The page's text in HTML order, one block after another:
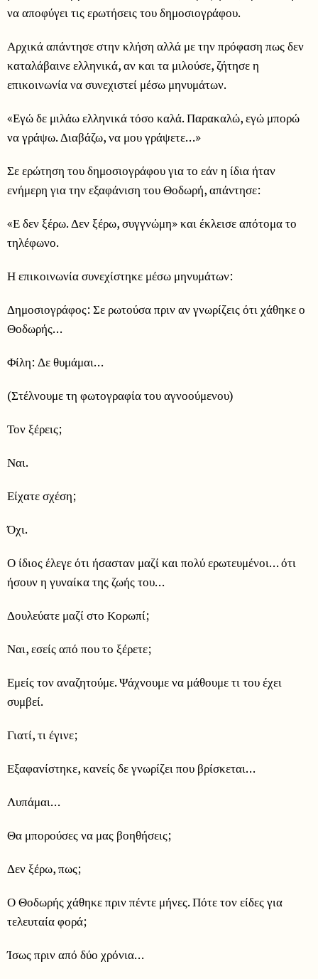
να αποφύγει τις ερωτήσεις του δημοσιογράφου.
Αρχικά απάντησε στην κλήση αλλά με την πρόφαση πως δεν
καταλάβαινε ελληνικά, αν και τα μιλούσε, ζήτησε η
επικοινωνία να συνεχιστεί μέσω μηνυμάτων.
«Εγώ δε μιλάω ελληνικά τόσο καλά. Παρακαλώ, εγώ μπορώ
να γράψω. Διαβάζω, να μου γράψετε…»
Σε ερώτηση του δημοσιογράφου για το εάν η ίδια ήταν
ενήμερη για την εξαφάνιση του Θοδωρή, απάντησε:
«Ε δεν ξέρω. Δεν ξέρω, συγγνώμη» και έκλεισε απότομα το
τηλέφωνο.
Η επικοινωνία συνεχίστηκε μέσω μηνυμάτων:
Δημοσιογράφος: Σε ρωτούσα πριν αν γνωρίζεις ότι χάθηκε ο
Θοδωρής…
Φίλη: Δε θυμάμαι…
(Στέλνουμε τη φωτογραφία του αγνοούμενου)
Τον ξέρεις;
Ναι.
Είχατε σχέση;
Όχι.
Ο ίδιος έλεγε ότι ήσασταν μαζί και πολύ ερωτευμένοι… ότι
ήσουν η γυναίκα της ζωής του…
Δουλεύατε μαζί στο Κορωπί;
Ναι, εσείς από που το ξέρετε;
Εμείς τον αναζητούμε. Ψάχνουμε να μάθουμε τι του έχει
συμβεί.
Γιατί, τι έγινε;
Εξαφανίστηκε, κανείς δε γνωρίζει που βρίσκεται…
Λυπάμαι…
Θα μπορούσες να μας βοηθήσεις;
Δεν ξέρω, πως;
Ο Θοδωρής χάθηκε πριν πέντε μήνες. Πότε τον είδες για
τελευταία φορά;
Ίσως πριν από δύο χρόνια…